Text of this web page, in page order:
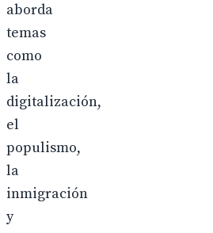
aborda
temas
como
la
digitalización,
el
populismo,
la
inmigración
y